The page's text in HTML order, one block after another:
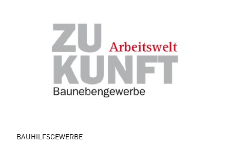
BAUHILFSGEWERBE